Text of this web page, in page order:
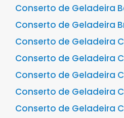
Conserto de Geladeira
Conserto de Geladeira
Conserto de Geladeira
Conserto de Geladeira
Conserto de Geladeira
Conserto de Geladeira
Conserto de Geladeira